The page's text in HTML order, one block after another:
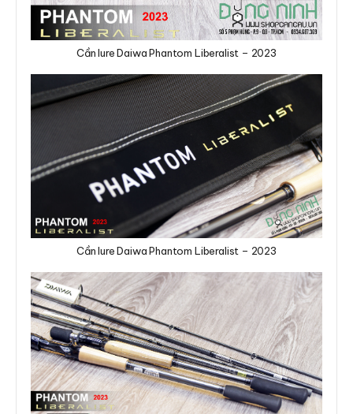
Cần lure Daiwa Phantom Liberalist – 2023
Cần lure Daiwa Phantom Liberalist – 2023